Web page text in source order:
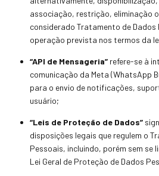
associação, restrição, eliminação
considerado Tratamento de
operação prevista nos termos da
“API de Mensageria” refere-se à
comunicação da Meta (WhatsApp
para o envio de notificações,
usuário;
“Leis de Proteção de Dados”
disposições legais que regulem o
Pessoais, incluindo, porém sem se
Lei Geral de Proteção de Dados